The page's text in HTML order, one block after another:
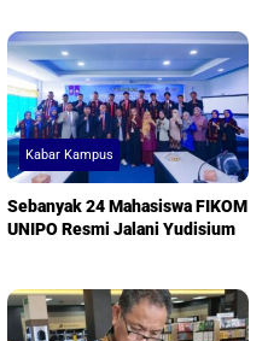
Kabar Kampus
Sebanyak 24 Mahasiswa FIKOM
UNIPO Resmi Jalani Yudisium